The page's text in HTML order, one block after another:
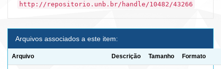
http://repositorio.unb.br/handle/10482/43266
Arquivos associados a este item:
Arquivo Descrição Tamanho Formato